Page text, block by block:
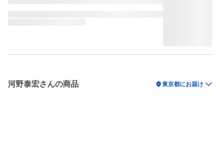
河野泰宏さんの商品 location_on東京都にお届け